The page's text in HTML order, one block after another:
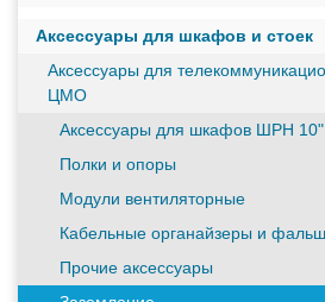
Кабели для промышленных сетей в
Как предотвратить отказы
С 3–4 ноября 2025 г. инвентаризация
Аксессуары для шкафов и стоек
Аксессуары для
ЦМО
Аксессуары для шкафов ШРН 10"
Полки и опоры
Модули вентиляторные
Кабельные органайзеры и
Прочие аксессуары